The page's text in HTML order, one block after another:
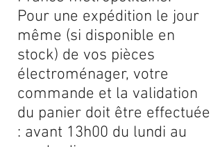
Pour une expédition le jour
même (si disponible en
stock) de vos pièces
électroménager, votre
commande et la validation
du panier doit être effectuée
: avant 13h00 du lundi au